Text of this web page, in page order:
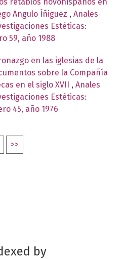
Angulo Íñiguez , Anales
Estéticas:
59, año 1988
en las iglesias de la
sobre la Compañía
en el siglo XVII , Anales
Estéticas:
45, año 1976
>>
by